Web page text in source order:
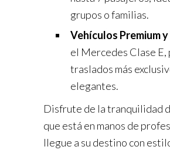
grupos o familias.
Vehículos Premium
el Mercedes Clase E,
traslados más
elegantes.
Disfrute de la tranquilidad
que está en manos de
llegue a su destino con